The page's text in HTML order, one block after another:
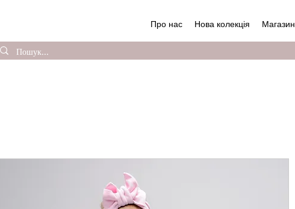
Про нас Нова колекція Магазин